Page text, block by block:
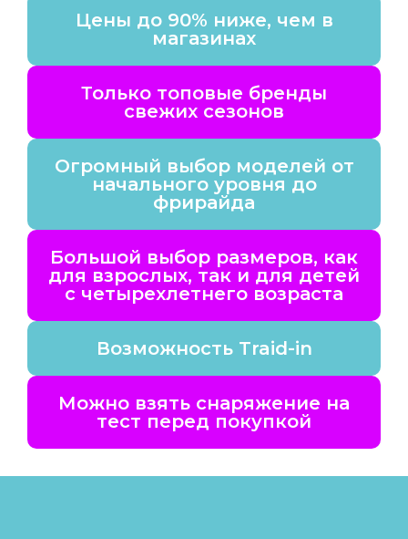
Цены до 90% ниже, чем в
магазинах
Только топовые бренды
свежих сезонов
Большой выбор размеров, как
для взрослых, так и для детей
с четырехлетнего возраста
Огромный выбор моделей от
начального уровня до
фрирайда
Возможность Traid-in
Можно взять снаряжение на
тест перед покупкой